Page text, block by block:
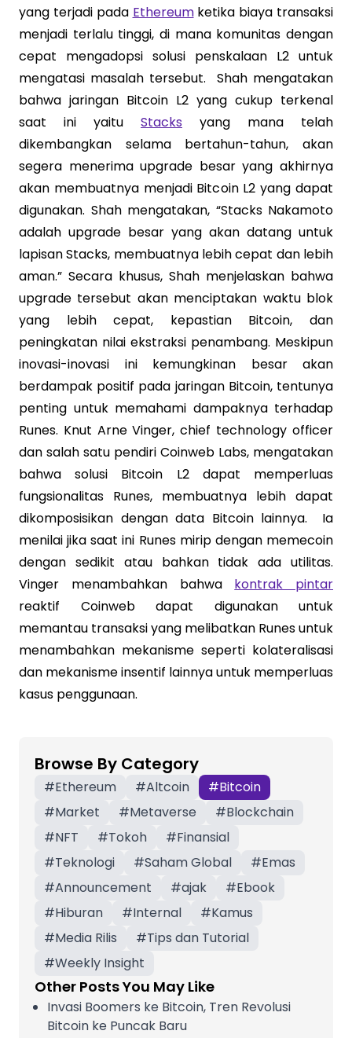
yang terjadi pada Ethereumketika biaya transaksi
menjadi terlalu tinggi, di mana komunitas dengan
cepat mengadopsi solusi penskalaan L2 untuk
mengatasi masalah tersebut. Shah mengatakan
bahwa jaringan Bitcoin L2 yang cukup terkenal
saat ini yaitu Stacks yang mana telah
dikembangkan selama bertahun-tahun, akan
segera menerima upgrade besar yang akhirnya
akan membuatnya menjadi Bitcoin L2 yang dapat
digunakan. Shah mengatakan, “Stacks Nakamoto
adalah upgrade besar yang akan datang untuk
lapisan Stacks, membuatnya lebih cepat dan lebih
aman.” Secara khusus, Shah menjelaskan bahwa
upgrade tersebut akan menciptakan waktu blok
yang lebih cepat, kepastian Bitcoin, dan
peningkatan nilai ekstraksi penambang. Meskipun
inovasi-inovasi ini kemungkinan besar akan
berdampak positif pada jaringan Bitcoin, tentunya
penting untuk memahami dampaknya terhadap
Runes. Knut Arne Vinger, chief technology officer
dan salah satu pendiri Coinweb Labs, mengatakan
bahwa solusi Bitcoin L2 dapat memperluas
fungsionalitas Runes, membuatnya lebih dapat
dikomposisikan dengan data Bitcoin lainnya. Ia
menilai jika saat ini Runes mirip dengan memecoin
dengan sedikit atau bahkan tidak ada utilitas.
Vinger menambahkan bahwa kontrak pintar
reaktif Coinweb dapat digunakan untuk
memantau transaksi yang melibatkan Runes untuk
menambahkan mekanisme seperti kolateralisasi
dan mekanisme insentif lainnya untuk memperluas
kasus penggunaan.
Browse By Category
#Ethereum #Altcoin #Bitcoin
#Market #Metaverse #Blockchain
#NFT #Tokoh #Finansial
#Teknologi #Saham Global #Emas
#Announcement #ajak #Ebook
#Hiburan #Internal #Kamus
#Media Rilis #Tips dan Tutorial
#Weekly Insight
Other Posts You May Like
Invasi Boomers ke Bitcoin, Tren Revolusi
Bitcoin ke Puncak Baru